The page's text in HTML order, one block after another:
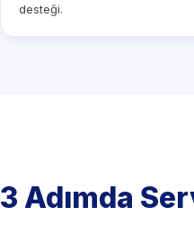
desteği.
3 Adımda